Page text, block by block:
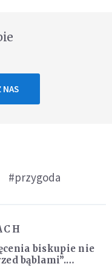
NAS
#przygoda
biskupie nie
bąblami”.
pokazała